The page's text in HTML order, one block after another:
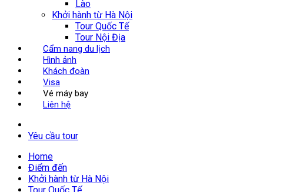
Lào
Khởi hành từ Hà Nội
Tour Quốc Tế
Tour Nội Địa
Cẩm nang du lịch
Hình ảnh
Khách đoàn
Visa
Vé máy bay
Liên hệ
Yêu cầu tour
Home
Điểm đến
Khởi hành từ Hà Nội